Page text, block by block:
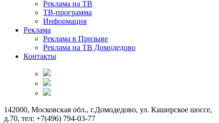
Реклама на ТВ
ТВ-программа
Информация
Реклама
Реклама в Призыве
Реклама на ТВ Домодедово
Контакты
142000, Московская обл., г.Домодедово, ул. Каширское шоссе,
д.70, тел: +7(496) 794-03-77